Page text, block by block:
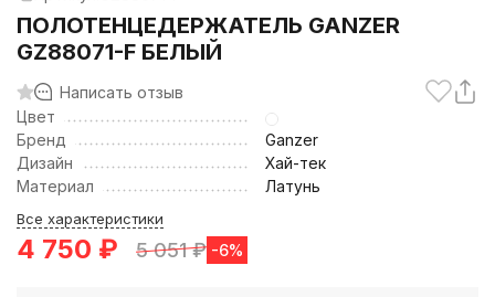
ПОЛОТЕНЦЕДЕРЖАТЕЛЬ GANZER
GZ88071-F БЕЛЫЙ
Написать отзыв
Цвет
Бренд
Ganzer
Дизайн
Хай-тек
Материал
Латунь
Все характеристики
4 750 ₽ 5 051₽ -6%